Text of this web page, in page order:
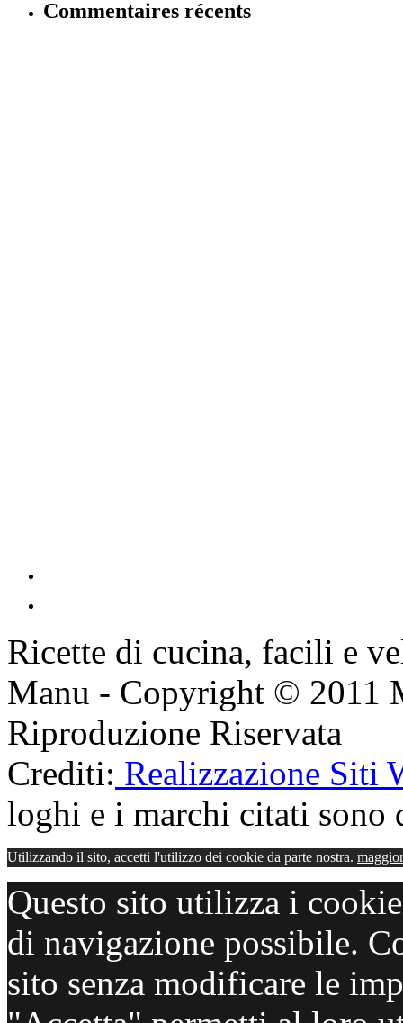
Commentaires récents
Ricette di cucina, facili e
Manu - Copyright © 2011
Riproduzione Riservata
Crediti: Realizzazione Siti
loghi e i marchi citati
Utilizzando il sito, accetti l'utilizzo dei cookie da parte nostra.
Questo sito utilizza i
di navigazione possibile.
sito senza modificare le